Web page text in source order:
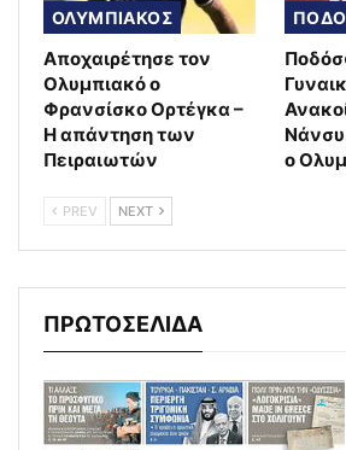
ΟΛΥΜΠΙΑΚΟΣ
Αποχαιρέτησε τον
Ολυμπιακό ο
Φρανσίσκο Ορτέγκα –
Η απάντηση των
Πειραιωτών
Νάνσυ
ο
PREV NEXT
ΠΡΩΤΟΣΕΛΙΔΑ